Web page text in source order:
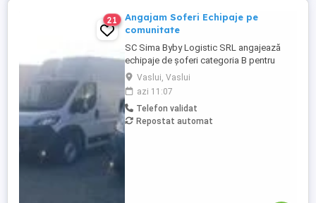
21
Angajam Soferi Echipaje pe
comunitate
SC Sima Byby Logistic SRL angajează
echipaje de șoferi categoria B pentru
transport internațional (comunitate)!
Căutăm echipaje formate din 2 șoferi,
posesori ai permisului categoria B, pentru
transport internațional de marfă. Oferim:
Salariu între 1.800 și 2.200 Program: 2 luni
Vaslui, Vaslui
azi 11:07
Telefon validat
Repostat automat